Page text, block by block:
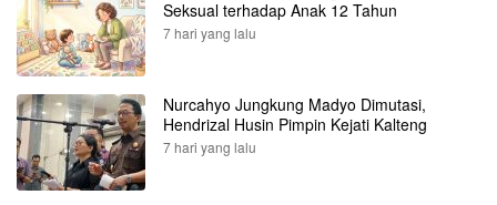
Seksual terhadap Anak 12 Tahun
7 hari yang lalu
Nurcahyo Jungkung Madyo Dimutasi,
Hendrizal Husin Pimpin Kejati Kalteng
7 hari yang lalu